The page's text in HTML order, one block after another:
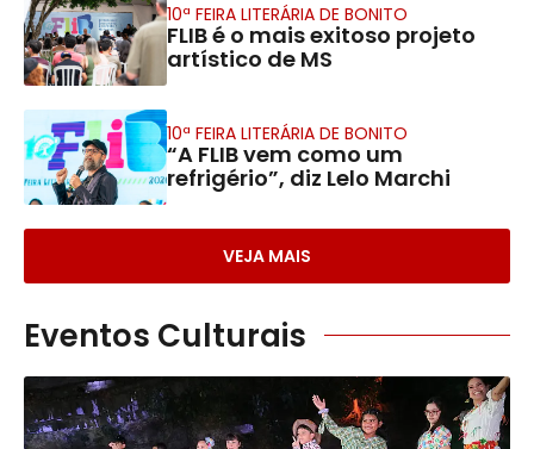
10ª FEIRA LITERÁRIA DE BONITO
FLIB é o mais exitoso projeto
artístico de MS
10ª FEIRA LITERÁRIA DE BONITO
“A FLIB vem como um
refrigério”, diz Lelo Marchi
VEJA MAIS
Eventos Culturais